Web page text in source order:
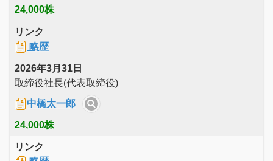
24,000株
リンク
略歴
2026年3月31日
取締役社長(代表取締役)
中橋太一郎
24,000株
リンク